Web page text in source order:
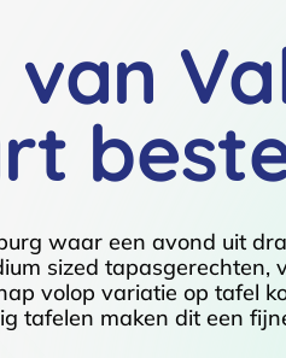
van
waar een avond uit
sized tapasgerechten,
volop variatie op tafel
tafelen maken dit een